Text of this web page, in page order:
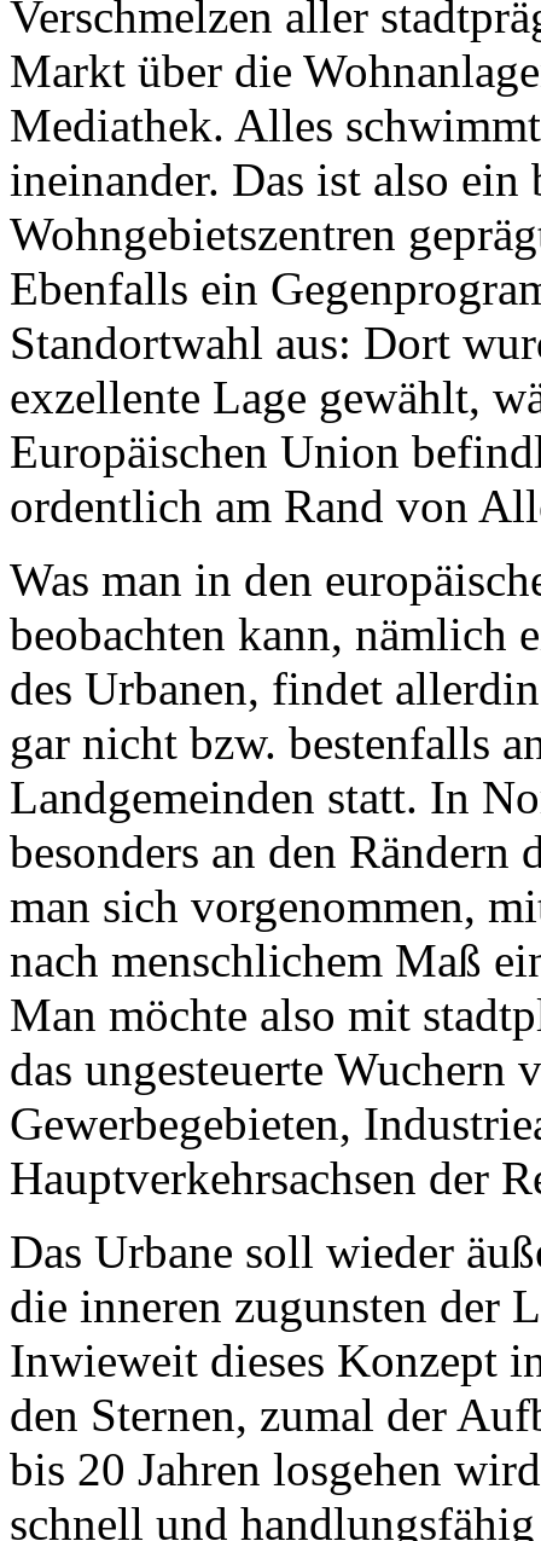
Verschmelzen aller
Markt über die
Mediathek. Alles
ineinander. Das ist also
Wohngebietszentren
Ebenfalls ein
Standortwahl aus: Dort
exzellente Lage gewählt,
Europäischen Union
ordentlich am Rand von
Was man in den
beobachten kann,
des Urbanen, findet
gar nicht bzw. bestenfalls
Landgemeinden statt. In
besonders an den Rändern
man sich vorgenommen,
nach menschlichem Maß
Man möchte also mit
das ungesteuerte Wuchern
Gewerbegebieten,
Hauptverkehrsachsen der
Das Urbane soll wieder
die inneren zugunsten der
Inwieweit dieses Konzept
den Sternen, zumal der
bis 20 Jahren losgehen
schnell und